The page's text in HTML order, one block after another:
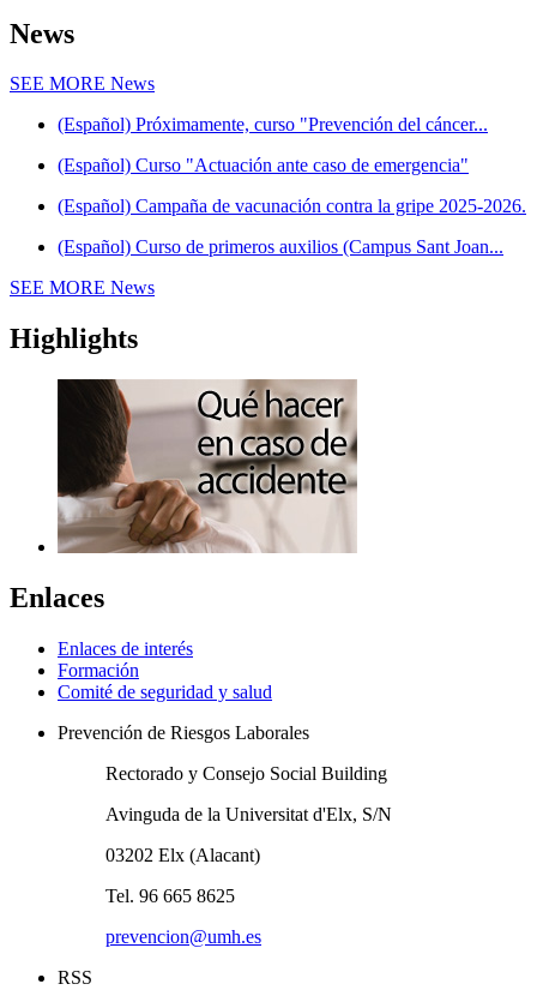
News
SEE MORE News
(Español) Próximamente, curso "Prevención del cáncer...
(Español) Curso "Actuación ante caso de emergencia"
(Español) Campaña de vacunación contra la gripe 2025-2026.
(Español) Curso de primeros auxilios (Campus Sant Joan...
SEE MORE News
Highlights
Enlaces
Enlaces de interés
Formación
Comité de seguridad y salud
Prevención de Riesgos Laborales
Rectorado y Consejo Social Building
Avinguda de la Universitat d'Elx, S/N
03202 Elx (Alacant)
Tel. 96 665 8625
prevencion@umh.es
RSS